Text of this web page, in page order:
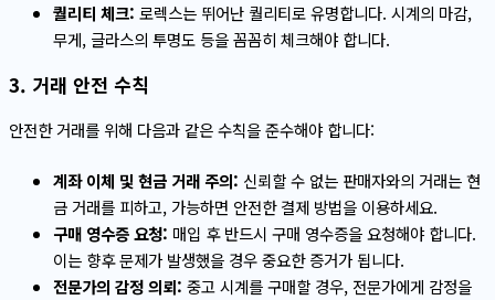
퀄리티 체크: 로렉스는 뛰어난 퀄리티로 유명합니다. 시계의 마감,
무게, 글라스의 투명도 등을 꼼꼼히 체크해야 합니다.
3. 거래 안전 수칙
안전한 거래를 위해 다음과 같은 수칙을 준수해야 합니다:
계좌 이체 및 현금 거래 주의: 신뢰할 수 없는 판매자와의 거래는 현
금 거래를 피하고, 가능하면 안전한 결제 방법을 이용하세요.
구매 영수증 요청: 매입 후 반드시 구매 영수증을 요청해야 합니다.
이는 향후 문제가 발생했을 경우 중요한 증거가 됩니다.
전문가의 감정 의뢰: 중고 시계를 구매할 경우, 전문가에게 감정을